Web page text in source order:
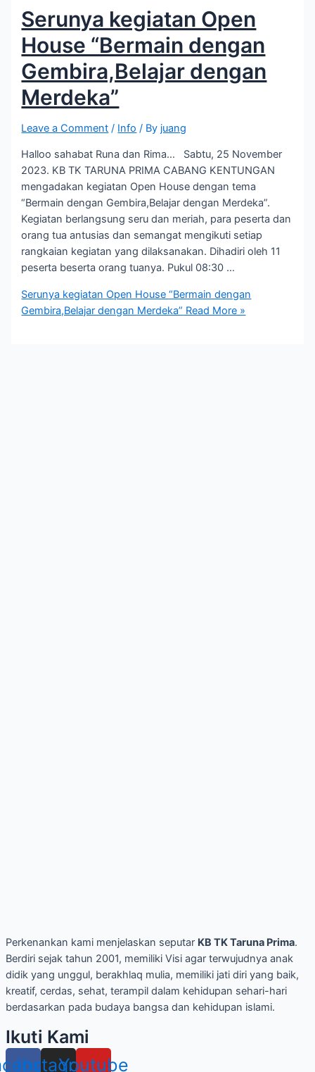
Serunya kegiatan Open
House “Bermain dengan
Gembira,Belajar dengan
Merdeka”
Leave a Comment / Info / By juang
Halloo sahabat Runa dan Rima… Sabtu, 25 November
2023. KB TK TARUNA PRIMA CABANG KENTUNGAN
mengadakan kegiatan Open House dengan tema
“Bermain dengan Gembira,Belajar dengan Merdeka”.
Kegiatan berlangsung seru dan meriah, para peserta dan
orang tua antusias dan semangat mengikuti setiap
rangkaian kegiatan yang dilaksanakan. Dihadiri oleh 11
peserta beserta orang tuanya. Pukul 08:30 …
Serunya kegiatan Open House “Bermain dengan
Gembira,Belajar dengan Merdeka” Read More »
Perkenankan kami menjelaskan seputar KB TK Taruna Prima.
Berdiri sejak tahun 2001, memiliki Visi agar terwujudnya anak
didik yang unggul, berakhlaq mulia, memiliki jati diri yang baik,
kreatif, cerdas, sehat, terampil dalam kehidupan sehari-hari
berdasarkan pada budaya bangsa dan kehidupan islami.
Ikuti Kami
Instagram
Youtube